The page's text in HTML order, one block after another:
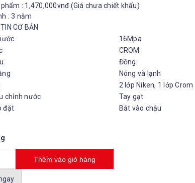
: 1,470,000vnđ (Giá chưa chiết khấu)
: 3 năm
CƠ BẢN
16Mpa
CROM
Đồng
Nóng và lạnh
2 lớp Niken, 1 lớp Crom
chỉnh nước
Tay gạt
đặt
Bắt vào chậu
Thêm vào giỏ hàng